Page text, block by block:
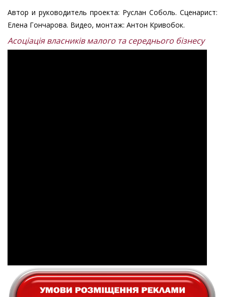
Автор и руководитель проекта: Руслан Соболь. Сценарист:
Елена Гончарова. Видео, монтаж: Антон Кривобок.
Асоціація власників малого та середнього бізнесу